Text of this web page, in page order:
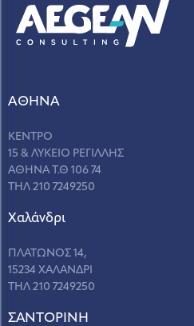
ΑΘΗΝΑ
ΚΕΝΤΡΟ
15 & ΛΥΚΕΙΟ ΡΕΓΙΛΛΗΣ
ΑΘΗΝΑ Τ.Θ 106 74
ΤΗΛ 210 7249250
Χαλάνδρι
ΠΛΑΤΩΝΟΣ 14,
15234 ΧΑΛΑΝΔΡΙ
ΤΗΛ 210 7249250
ΣANΤΟΡΙΝΗ